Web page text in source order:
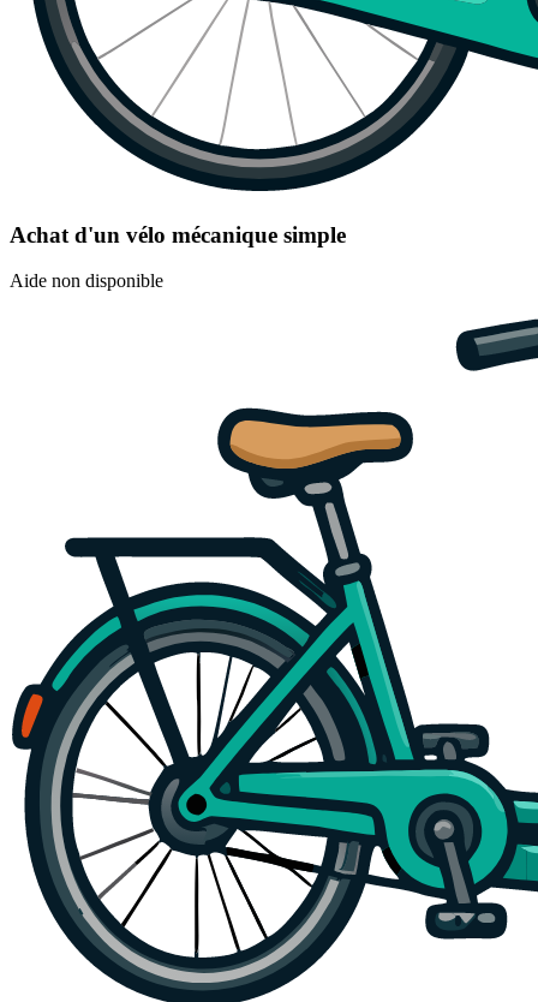
Achat d'un vélo mécanique simple
Aide non disponible